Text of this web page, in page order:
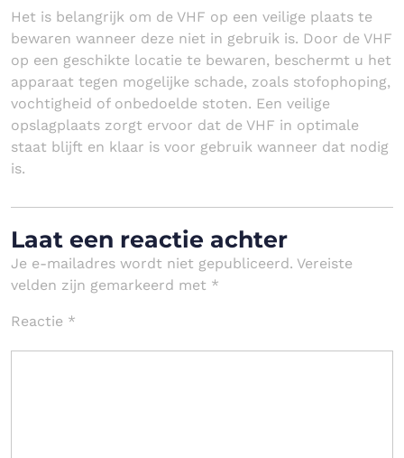
Het is belangrijk om de VHF op een veilige plaats te
bewaren wanneer deze niet in gebruik is. Door de VHF
op een geschikte locatie te bewaren, beschermt u het
apparaat tegen mogelijke schade, zoals stofophoping,
vochtigheid of onbedoelde stoten. Een veilige
opslagplaats zorgt ervoor dat de VHF in optimale
staat blijft en klaar is voor gebruik wanneer dat nodig
is.
Laat een reactie achter
Je e-mailadres wordt niet gepubliceerd. Vereiste
velden zijn gemarkeerd met *
Reactie *